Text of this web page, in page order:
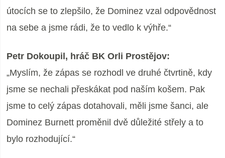
útocích se to zlepšilo, že Dominez vzal odpovědnost
na sebe a jsme rádi, že to vedlo k výhře.“
Petr Dokoupil, hráč BK Orli Prostějov:
„Myslím, že zápas se rozhodl ve druhé čtvrtině, kdy
jsme se nechali přeskákat pod naším košem. Pak
jsme to celý zápas dotahovali, měli jsme šanci, ale
Dominez Burnett proměnil dvě důležité střely a to
bylo rozhodující.“